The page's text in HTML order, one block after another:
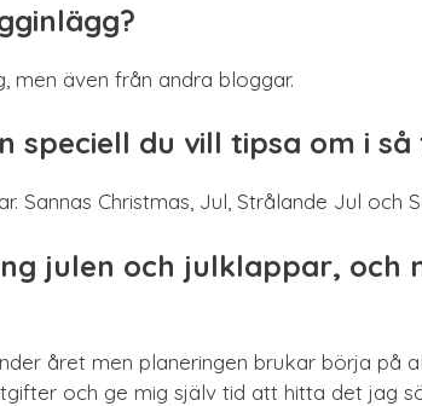
men även från andra bloggar.
speciell du vill tipsa om i så
Christmas, Jul, Strålande Jul och
julen och julklappar, och
året men planeringen brukar börja på
och ge mig själv tid att hitta det jag